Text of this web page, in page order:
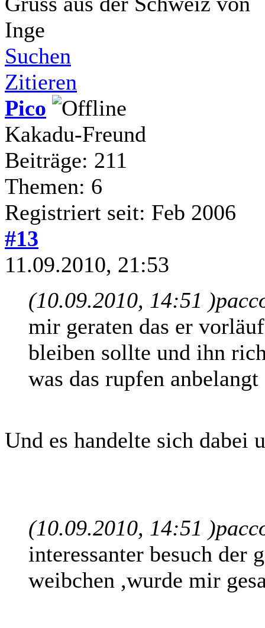
Inge
Suchen
Zitieren
Pico
Kakadu-Freund
Beiträge: 211
Themen: 6
Registriert seit: Feb 2006
#13
11.09.2010, 21:53
(10.09.2010, 14:51 )
mir geraten das er
bleiben sollte und ihn
was das rupfen anbelangt
Und es handelte sich dabei
(10.09.2010, 14:51 )
interessanter besuch der
weibchen ,wurde mir